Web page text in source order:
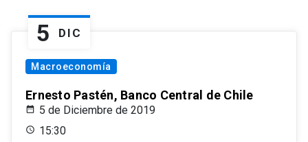
5 DIC
Macroeconomía
Ernesto Pastén, Banco Central de Chile
5 de Diciembre de 2019
15:30